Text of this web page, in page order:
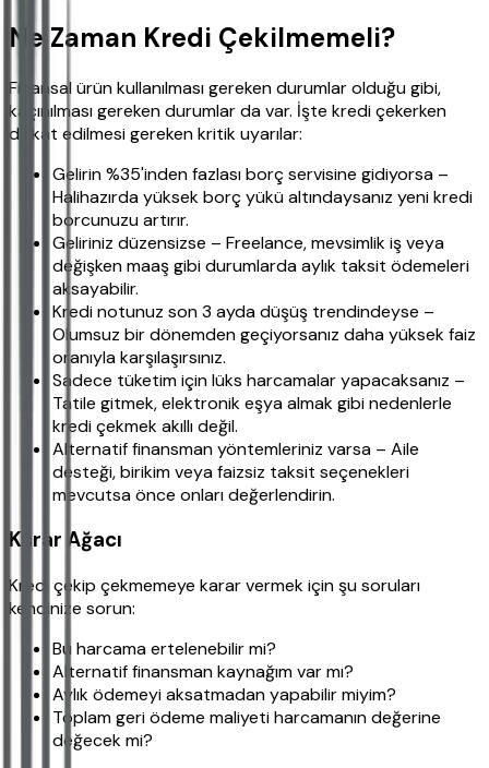
Ne Zaman Kredi Çekilmemeli?
Finansal ürün kullanılması gereken durumlar olduğu gibi,
kaçınılması gereken durumlar da var. İşte kredi çekerken
dikkat edilmesi gereken kritik uyarılar:
Gelirin %35'inden fazlası borç servisine gidiyorsa –
Halihazırda yüksek borç yükü altındaysanız yeni kredi
borcunuzu artırır.
Geliriniz düzensizse – Freelance, mevsimlik iş veya
değişken maaş gibi durumlarda aylık taksit ödemeleri
aksayabilir.
Kredi notunuz son 3 ayda düşüş trendindeyse –
Olumsuz bir dönemden geçiyorsanız daha yüksek faiz
oranıyla karşılaşırsınız.
Sadece tüketim için lüks harcamalar yapacaksanız –
Tatile gitmek, elektronik eşya almak gibi nedenlerle
kredi çekmek akıllı değil.
Alternatif finansman yöntemleriniz varsa – Aile
desteği, birikim veya faizsiz taksit seçenekleri
mevcutsa önce onları değerlendirin.
Karar Ağacı
Kredi çekip çekmemeye karar vermek için şu soruları
kendinize sorun:
Bu harcama ertelenebilir mi?
Alternatif finansman kaynağım var mı?
Aylık ödemeyi aksatmadan yapabilir miyim?
Toplam geri ödeme maliyeti harcamanın değerine
değecek mi?